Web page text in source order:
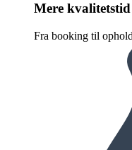
Mere kvalitetstid
Fra booking til